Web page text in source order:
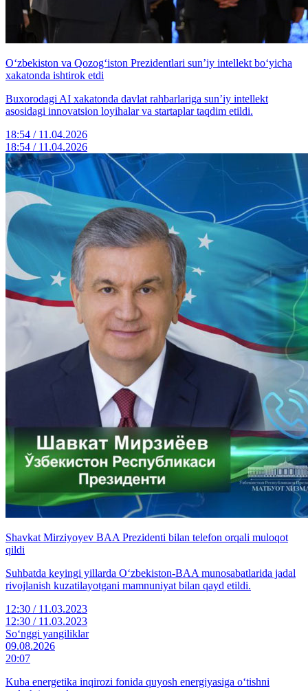
Oʻzbekiston va Qozogʻiston Prezidentlari sunʼiy intellekt boʻyicha
xakatonda ishtirok etdi
Buxorodagi AI xakatonda davlat rahbarlariga sunʼiy intellekt
asosidagi innovatsion loyihalar va startaplar taqdim etildi.
18:54 / 11.04.2026
18:54 / 11.04.2026
Shavkat Mirziyoyev BAA Prezidenti bilan telefon orqali muloqot
qildi
Suhbatda keyingi yillarda O‘zbekiston-BAA munosabatlarida jadal
rivojlanish kuzatilayotgani mamnuniyat bilan qayd etildi.
12:30 / 11.03.2023
12:30 / 11.03.2023
So‘nggi yangiliklar
09.08.2026
20:07
Kuba energetika inqirozi fonida quyosh energiyasiga o‘tishni